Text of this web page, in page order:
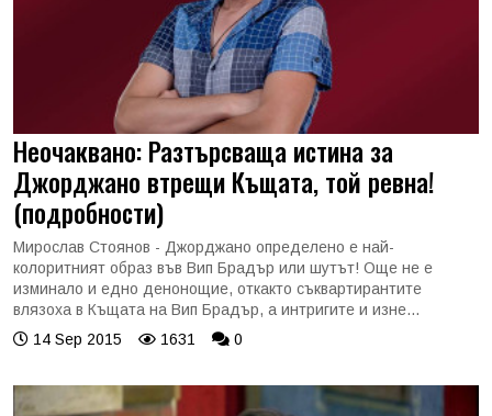
Неочаквано: Разтърсваща истина за
Джорджано втрещи Къщата, той ревна!
(подробности)
Мирослав Стоянов - Джорджано определено е най-
колоритният образ във Вип Брадър или шутът! Още не е
изминало и едно денонощие, откакто съквартирантите
влязоха в Къщата на Вип Брадър, а интригите и изне...
14 Sep 2015
1631 0